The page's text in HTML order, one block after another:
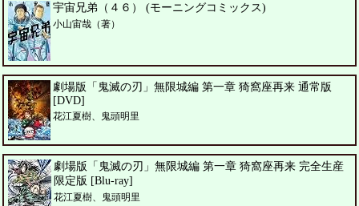
宇宙兄弟（４６） (モーニングコミックス)
小山宙哉（著）
劇場版「鬼滅の刃」無限城編 第一章 猗窩座再来 通常版
[DVD]
花江夏樹、鬼頭明里
劇場版「鬼滅の刃」無限城編 第一章 猗窩座再来 完全生産
限定版 [Blu-ray]
花江夏樹、鬼頭明里